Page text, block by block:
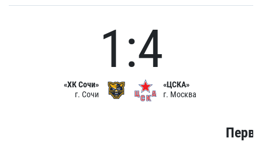
«ХК Сочи»
г. Сочи
1:4
«ЦСКА»
г. Москва